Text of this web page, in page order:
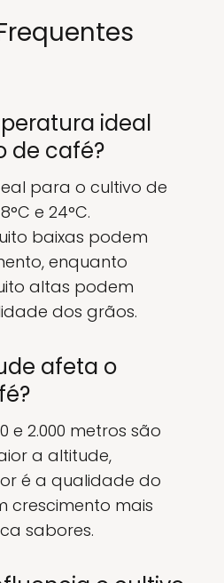
ideal
de café?
para o cultivo de
e 24°C.
baixas podem
enquanto
altas podem
dos grãos.
afeta o
e 2.000 metros são
a altitude,
é a qualidade do
crescimento mais
sabores.